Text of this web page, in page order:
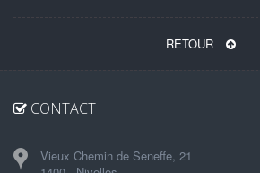
RETOUR
CONTACT
Vieux Chemin de Seneffe, 21